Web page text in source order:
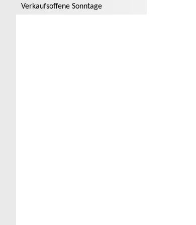
Verkaufsoffene Sonntage